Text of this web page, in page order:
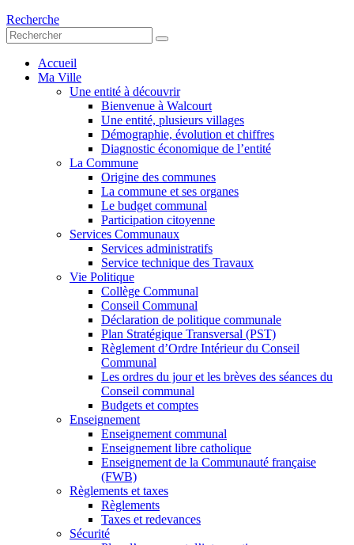
Recherche
Accueil
Ma Ville
Une entité à découvrir
Bienvenue à Walcourt
Une entité, plusieurs villages
Démographie, évolution et chiffres
Diagnostic économique de l’entité
La Commune
Origine des communes
La commune et ses organes
Le budget communal
Participation citoyenne
Services Communaux
Services administratifs
Service technique des Travaux
Vie Politique
Collège Communal
Conseil Communal
Déclaration de politique communale
Plan Stratégique Transversal (PST)
Règlement d’Ordre Intérieur du Conseil
Communal
Les ordres du jour et les brèves des séances du
Conseil communal
Budgets et comptes
Enseignement
Enseignement communal
Enseignement libre catholique
Enseignement de la Communauté française
(FWB)
Règlements et taxes
Règlements
Taxes et redevances
Sécurité